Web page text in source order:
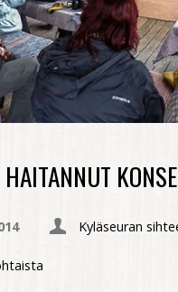
HAITANNUT
Kyläseuran